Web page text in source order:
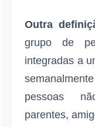
Outra
grupo de
integradas a
pessoas
parentes,